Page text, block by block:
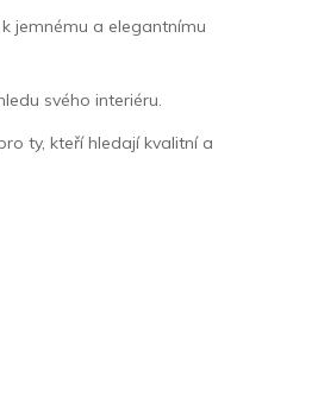
jemnému a elegantnímu
svého interiéru.
ty, kteří hledají kvalitní a